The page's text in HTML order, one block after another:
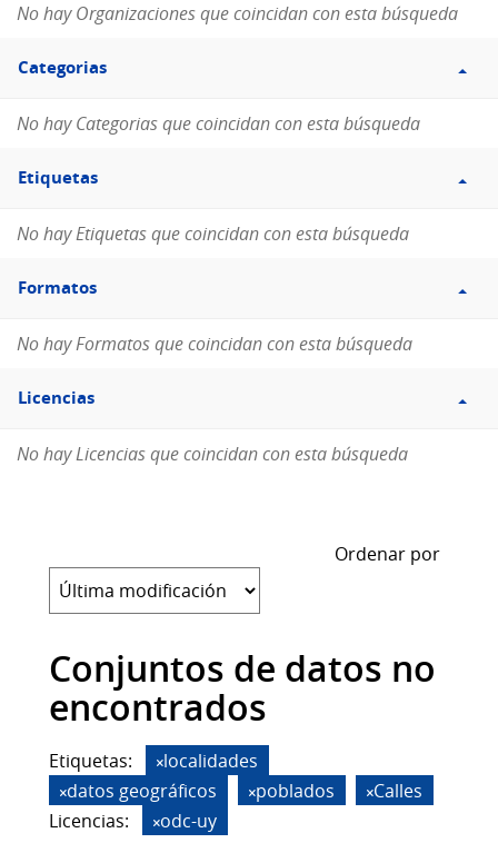
No hay Organizaciones que coincidan con esta búsqueda
Filtro
Categorias
Categorias
No hay Categorias que coincidan con esta búsqueda
Filtro
Etiquetas
Etiquetas
No hay Etiquetas que coincidan con esta búsqueda
Filtro
Formatos
Formatos
No hay Formatos que coincidan con esta búsqueda
Filtro
Licencias
Licencias
No hay Licencias que coincidan con esta búsqueda
Ordenar por
Conjuntos de datos no
encontrados
Etiquetas:
localidades
datos geográficos
poblados
Calles
Licencias:
odc-uy